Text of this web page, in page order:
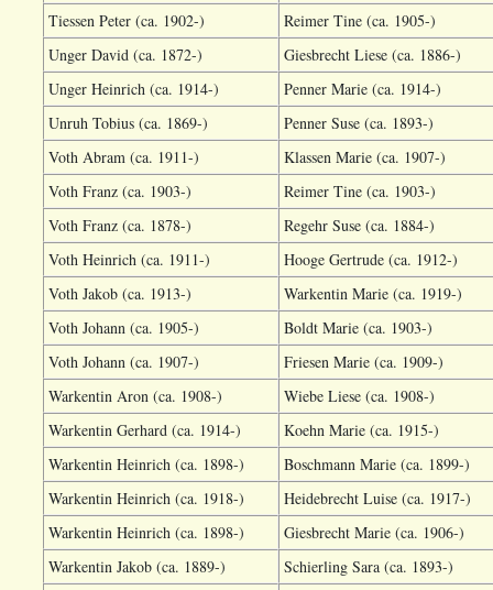
Tiessen Peter (ca. 1902-)
Reimer Tine (ca. 1905-)
Unger David (ca. 1872-)
Giesbrecht Liese (ca. 1886-)
Unger Heinrich (ca. 1914-)
Penner Marie (ca. 1914-)
Unruh Tobius (ca. 1869-)
Penner Suse (ca. 1893-)
Voth Abram (ca. 1911-)
Klassen Marie (ca. 1907-)
Voth Franz (ca. 1903-)
Reimer Tine (ca. 1903-)
Voth Franz (ca. 1878-)
Regehr Suse (ca. 1884-)
Voth Heinrich (ca. 1911-)
Hooge Gertrude (ca. 1912-)
Voth Jakob (ca. 1913-)
Warkentin Marie (ca. 1919-)
Voth Johann (ca. 1905-)
Boldt Marie (ca. 1903-)
Voth Johann (ca. 1907-)
Friesen Marie (ca. 1909-)
Warkentin Aron (ca. 1908-)
Wiebe Liese (ca. 1908-)
Warkentin Gerhard (ca. 1914-)
Koehn Marie (ca. 1915-)
Warkentin Heinrich (ca. 1898-)
Boschmann Marie (ca. 1899-)
Warkentin Heinrich (ca. 1918-)
Heidebrecht Luise (ca. 1917-)
Warkentin Heinrich (ca. 1898-)
Giesbrecht Marie (ca. 1906-)
Warkentin Jakob (ca. 1889-)
Schierling Sara (ca. 1893-)